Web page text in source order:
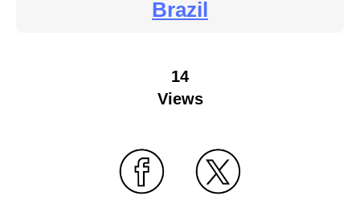
Brazil
14
Views